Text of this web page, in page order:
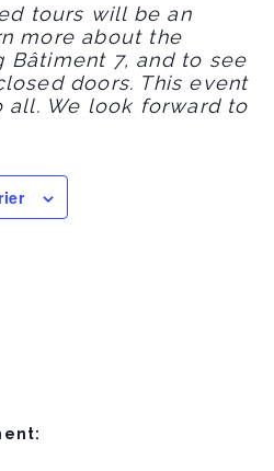
tours will be an
more about the
Bâtiment 7, and to see
doors. This event
all. We look forward to